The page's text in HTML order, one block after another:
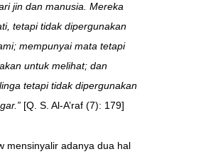
jin dan manusia. Mereka
tetapi tidak dipergunakan
mempunyai mata tetapi
untuk melihat; dan
tetapi tidak dipergunakan
[Q. S. Al-A’raf (7): 179]
mensinyalir adanya dua hal